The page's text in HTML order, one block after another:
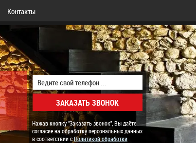
Контакты
Нажав кнопку "Заказать звонок", Вы даёте
согласие на обработку персональных данных
в соответствии сПолитикой обработки